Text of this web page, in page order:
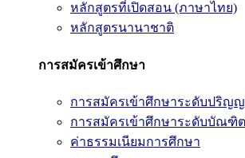
หลักสูตรที่เปิดสอน (ภาษาไทย)
หลักสูตรนานาชาติ
การสมัครเข้าศึกษา
การสมัครเข้าศึกษาระดับปริญ
การสมัครเข้าศึกษาระดับบัณฑิ
ค่าธรรมเนียมการศึกษา